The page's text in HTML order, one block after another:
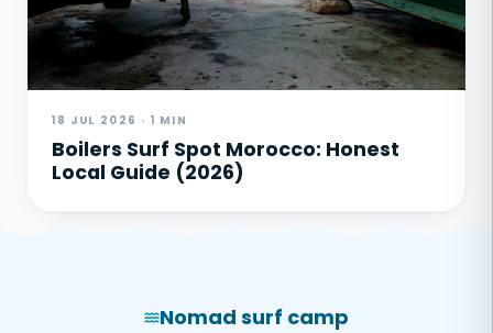
18 JUL 2026 · 1 MIN
Boilers Surf Spot Morocco: Honest
Local Guide (2026)
Nomad surf camp